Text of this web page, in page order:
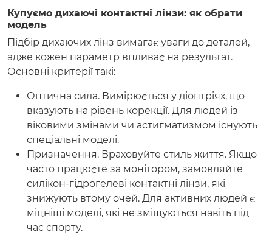
Купуємо дихаючі контактні лінзи: як обрати
модель
Підбір дихаючих лінз вимагає уваги до деталей,
адже кожен параметр впливає на результат.
Основні критерії такі:
Оптична сила. Вимірюється у діоптріях, що
вказують на рівень корекції. Для людей із
віковими змінами чи астигматизмом існують
спеціальні моделі.
Призначення. Враховуйте стиль життя. Якщо
часто працюєте за монітором, замовляйте
силікон-гідрогелеві контактні лінзи, які
знижують втому очей. Для активних людей є
міцніші моделі, які не зміщуються навіть під
час спорту.